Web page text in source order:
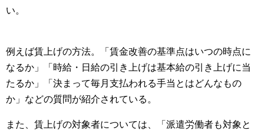
い。
例えば賃上げの方法。「賃金改善の基準点はいつの時点に
なるか」「時給・日給の引き上げは基本給の引き上げに当
たるか」「決まって毎月支払われる手当とはどんなもの
か」などの質問が紹介されている。
また、賃上げの対象者については、「派遣労働者も対象と